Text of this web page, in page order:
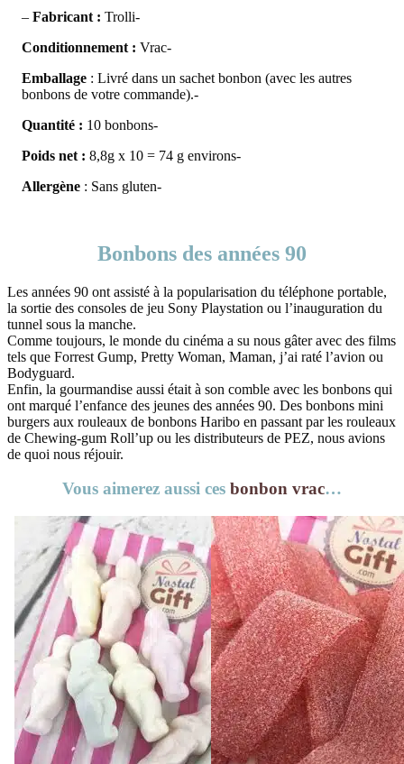
– Fabricant : Trolli-
Conditionnement : Vrac-
Emballage : Livré dans un sachet bonbon (avec les autres
bonbons de votre commande).-
Quantité : 10 bonbons-
Poids net : 8,8g x 10 = 74 g environs-
Allergène : Sans gluten-
Bonbons des années 90
Les années 90 ont assisté à la popularisation du téléphone portable,
la sortie des consoles de jeu Sony Playstation ou l’inauguration du
tunnel sous la manche.
Comme toujours, le monde du cinéma a su nous gâter avec des films
tels que Forrest Gump, Pretty Woman, Maman, j’ai raté l’avion ou
Bodyguard.
Enfin, la gourmandise aussi était à son comble avec les bonbons qui
ont marqué l’enfance des jeunes des années 90. Des bonbons mini
burgers aux rouleaux de bonbons Haribo en passant par les rouleaux
de Chewing-gum Roll’up ou les distributeurs de PEZ, nous avions
de quoi nous réjouir.
Vous aimerez aussi ces bonbon vrac…